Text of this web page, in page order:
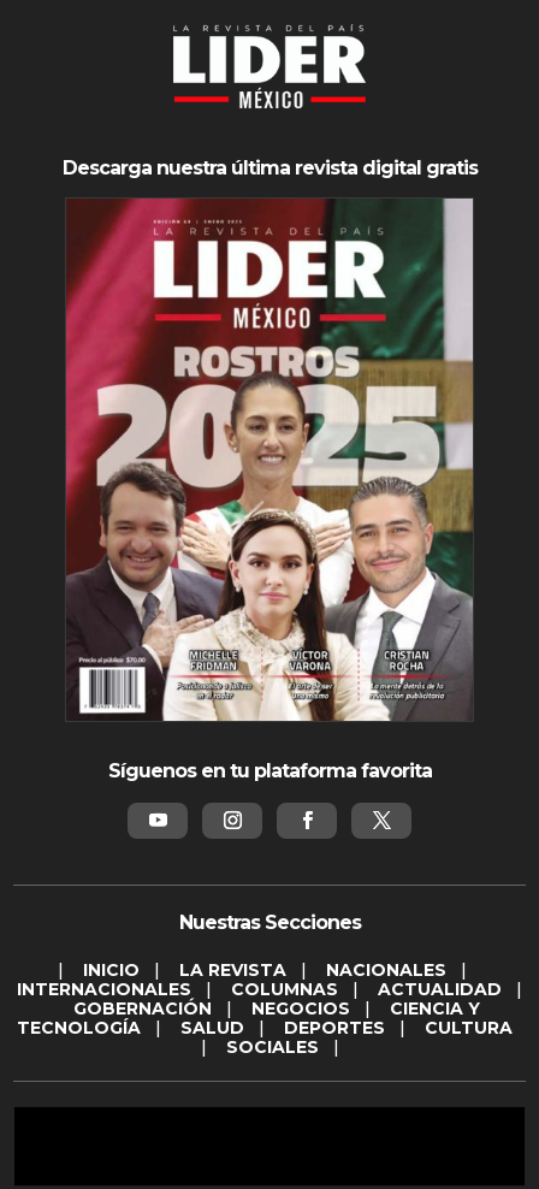
Descarga nuestra última revista digital gratis
Síguenos en tu plataforma favorita
Nuestras Secciones
| INICIO | LA REVISTA | NACIONALES |
INTERNACIONALES | COLUMNAS | ACTUALIDAD |
GOBERNACIÓN | NEGOCIOS | CIENCIA Y
TECNOLOGÍA | SALUD | DEPORTES | CULTURA
| SOCIALES |